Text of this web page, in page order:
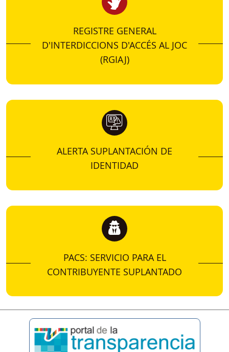
Ordenación del Juego.
REGISTRE GENERAL
D'INTERDICCIONS D'ACCÉS AL JOC
(RGIAJ)
ALERTA SUPLANTACIÓN DE
IDENTIDAD
PACS: SERVICIO PARA EL
CONTRIBUYENTE SUPLANTADO